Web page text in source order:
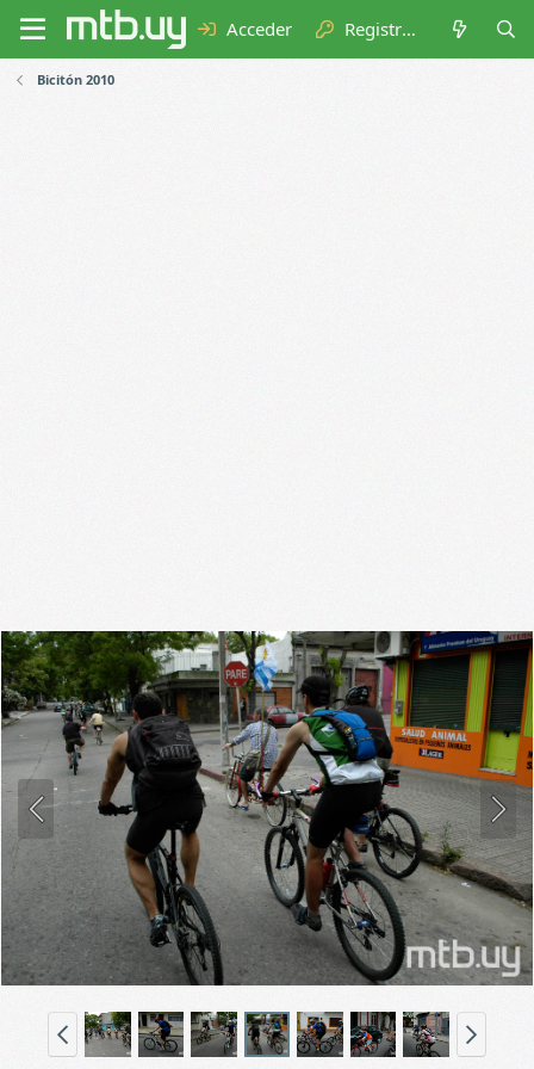
Acceder Registrarse
Bicitón 2010